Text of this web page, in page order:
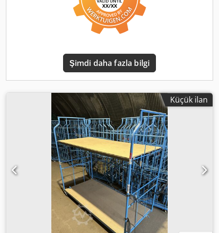
Şimdi daha fazla bilgi
Küçük ilan